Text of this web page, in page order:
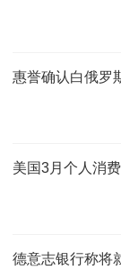
惠誉确认白俄罗
美国3月个人消
德意志银行称将